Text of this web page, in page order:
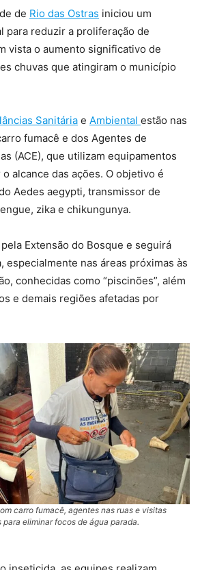
de Rio das Ostras iniciou um
para reduzir a proliferação de
vista o aumento significativo de
chuvas que atingiram o município
Sanitária e Ambiental estão nas
fumacê e dos Agentes de
(ACE), que utilizam equipamentos
alcance das ações. O objetivo é
Aedes aegypti, transmissor de
zika e chikungunya.
Extensão do Bosque e seguirá
especialmente nas áreas próximas às
conhecidas como “piscinões”, além
e demais regiões afetadas por
carro fumacê, agentes nas ruas e visitas
para eliminar focos de água parada.